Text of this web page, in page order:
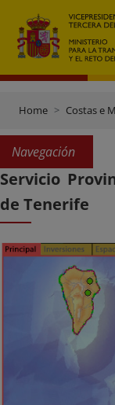
Home Costas e
Navegación
Servicio
de Tenerife